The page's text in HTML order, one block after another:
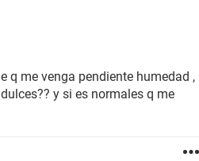
q me venga pendiente humedad ,
y si es normales q me